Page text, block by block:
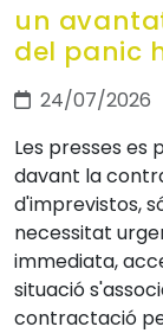
un
del panic
24/07/2026
Les presses
davant la
d'imprevistos,
necessitat
immediata,
situació
contractació